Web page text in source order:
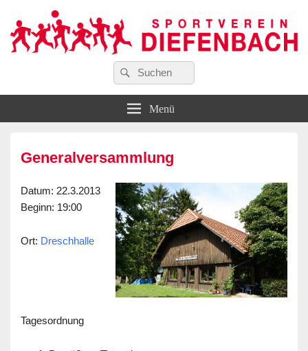
Sportverein Diefenbach e. V.
Suchen
nach:
Suchen
Menü
Generalversammlung
Datum: 22.3.2013
Beginn: 19:00
Ort: Dreschhalle
Tagesordnung